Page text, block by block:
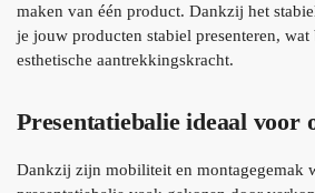
maken van één product. Dankzij het
je jouw producten stabiel presenteren, wat
esthetische aantrekkingskracht.
Presentatiebalie ideaal voor
Dankzij zijn mobiliteit en montagegemak